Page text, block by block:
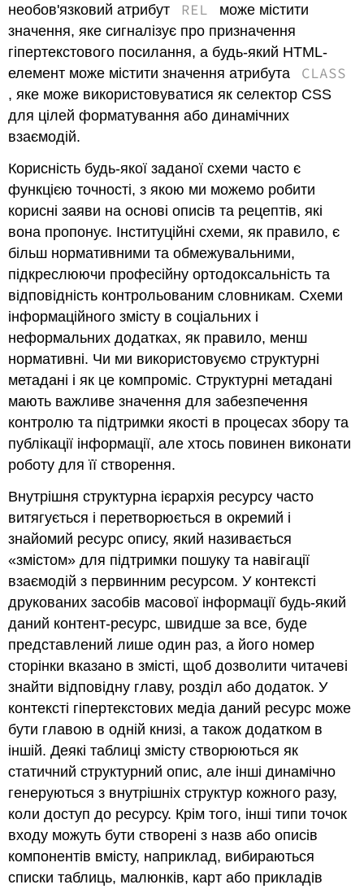
необов'язковий атрибут
REL
може містити
значення, яке сигналізує про призначення
гіпертекстового посилання, а будь-який HTML-
елемент може містити значення атрибута
CLASS
, яке може використовуватися як селектор CSS
для цілей форматування або динамічних
взаємодій.
Корисність будь-якої заданої схеми часто є
функцією точності, з якою ми можемо робити
корисні заяви на основі описів та рецептів, які
вона пропонує. Інституційні схеми, як правило, є
більш нормативними та обмежувальними,
підкреслюючи професійну ортодоксальність та
відповідність контрольованим словникам. Схеми
інформаційного змісту в соціальних і
неформальних додатках, як правило, менш
нормативні. Чи ми використовуємо структурні
метадані і як це компроміс. Структурні метадані
мають важливе значення для забезпечення
контролю та підтримки якості в процесах збору та
публікації інформації, але хтось повинен виконати
роботу для її створення.
Внутрішня структурна ієрархія ресурсу часто
витягується і перетворюється в окремий і
знайомий ресурс опису, який називається
«змістом» для підтримки пошуку та навігації
взаємодій з первинним ресурсом.У контексті
друкованих засобів масової інформації будь-який
даний контент-ресурс, швидше за все, буде
представлений лише один раз, а його номер
сторінки вказано в змісті, щоб дозволити читачеві
знайти відповідну главу, розділ або додаток. У
контексті гіпертекстових медіа даний ресурс може
бути главою в одній книзі, а також додатком в
іншій. Деякі таблиці змісту створюються як
статичний структурний опис, але інші динамічно
генеруються з внутрішніх структур кожного разу,
коли доступ до ресурсу. Крім того, інші типи точок
входу можуть бути створені з назв або описів
компонентів вмісту, наприклад, вибираються
списки таблиць, малюнків, карт або прикладів